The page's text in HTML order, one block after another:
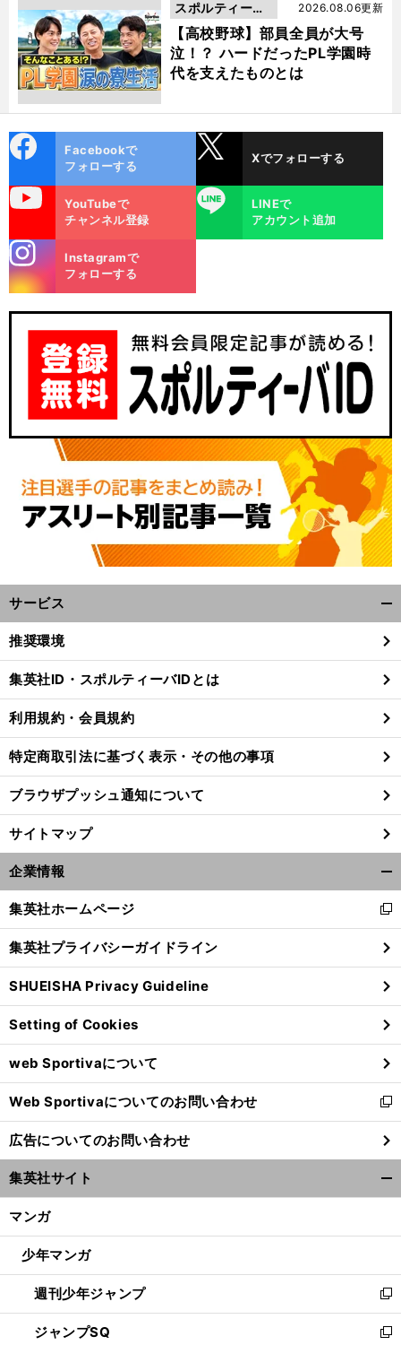
【高校野球】部員全員が大号
泣！？ ハードだったPL学園時
代を支えたものとは
2026.08.06更新
スポルティーバ
動画
ok
Facebookで
フォローする
Xでフォローする
YouTubeで
チャンネル登録
LINE
LINEで
アカウント追加
m
Instagramで
フォローする
サービス
閉
る
推奨環境
集英社ID・スポルティーバIDとは
利用規約・会員規約
特定商取引法に基づく表示・その他の事項
ブラウザプッシュ通知について
サイトマップ
企業情報
閉
る
集英社ホームページ
新
し
い
ウ
ィ
ン
ド
ウ
で
開
く
集英社プライバシーガイドライン
SHUEISHA Privacy Guideline
Setting of Cookies
web Sportivaについて
Web Sportivaについてのお問い合わせ
新
し
い
ウ
ィ
ン
ウ
開
く
広告についてのお問い合わせ
集英社サイト
マンガ
少年マンガ
週刊少年ジャンプ
新
し
い
ジャンプSQ
新